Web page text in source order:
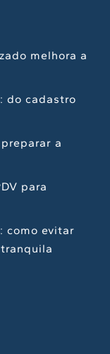
melhora a
do cadastro
preparar a
para
como evitar